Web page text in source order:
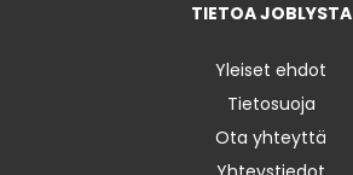
TIETOA JOBLYSTA
Yleiset ehdot
Tietosuoja
Ota yhteyttä